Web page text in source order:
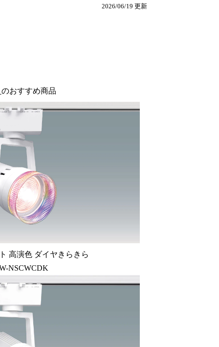
2026/06/19 更新
のおすすめ商品
高演色 ダイヤきらきら
NSCWCDK